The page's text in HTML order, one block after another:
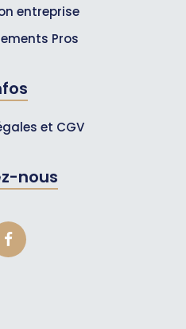
entreprise
Pros
et CGV
nous